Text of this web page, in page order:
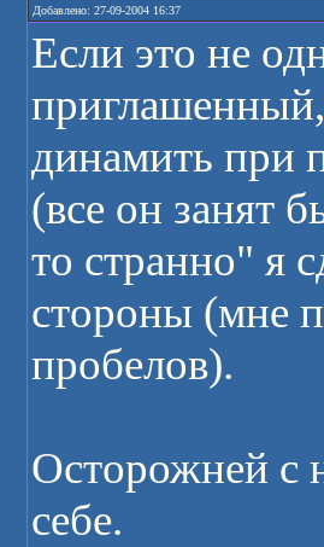
Добавлено: 27-09-2004 16:37
Если это не
динамить при
(все он занят
то странно" я
стороны (мне
пробелов).
Осторожней с
себе.